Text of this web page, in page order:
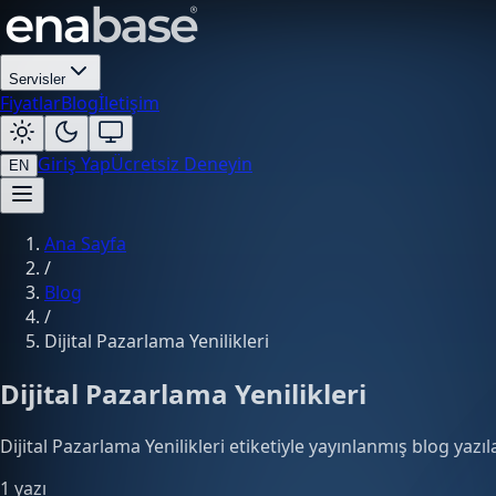
Servisler
FiyatlarBlogİletişim
EN Giriş YapÜcretsiz Deneyin
Ana Sayfa
/
Blog
/
Dijital Pazarlama Yenilikleri
Dijital Pazarlama Yenilikleri
Dijital Pazarlama Yenilikleri etiketiyle yayınlanmış blog
1 yazı